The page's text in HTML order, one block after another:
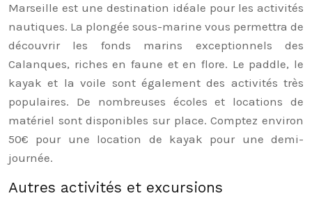
Marseille est une destination idéale pour les activités
nautiques. La plongée sous-marine vous permettra de
découvrir les fonds marins exceptionnels des
Calanques, riches en faune et en flore. Le paddle, le
kayak et la voile sont également des activités très
populaires. De nombreuses écoles et locations de
matériel sont disponibles sur place. Comptez environ
50€ pour une location de kayak pour une demi-
journée.
Autres activités et excursions